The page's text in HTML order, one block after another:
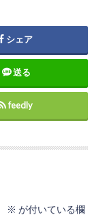
シェア
送る
feedly
※ が付いている欄